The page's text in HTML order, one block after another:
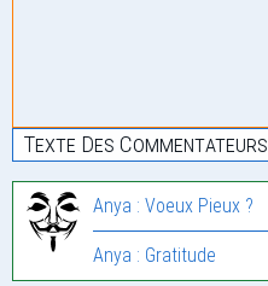
Texte Des Commentateurs
Anya : Voeux Pieux ?
Anya : Gratitude